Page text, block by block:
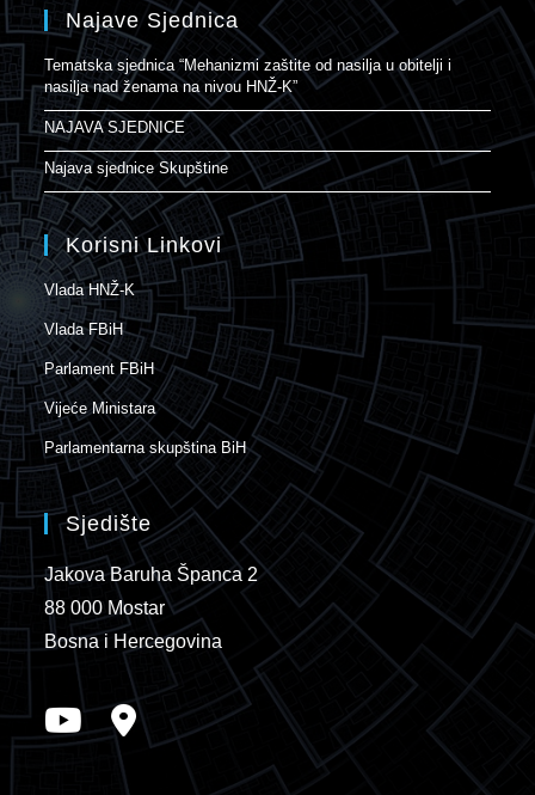
Najave Sjednica
Tematska sjednica “Mehanizmi zaštite od nasilja u obitelji i
nasilja nad ženama na nivou HNŽ-K”
NAJAVA SJEDNICE
Najava sjednice Skupštine
Korisni Linkovi
Vlada HNŽ-K
Vlada FBiH
Parlament FBiH
Vijeće Ministara
Parlamentarna skupština BiH
Sjedište
Jakova Baruha Španca 2
88 000 Mostar
Bosna i Hercegovina